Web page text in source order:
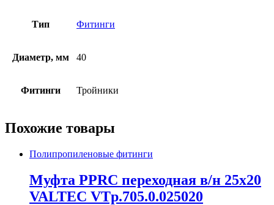
Тип Фитинги
Диаметр, мм 40
Фитинги Тройники
Похожие товары
Полипропиленовые фитинги
Муфта PPRC переходная в/н 25х20
VALTEC VTp.705.0.025020